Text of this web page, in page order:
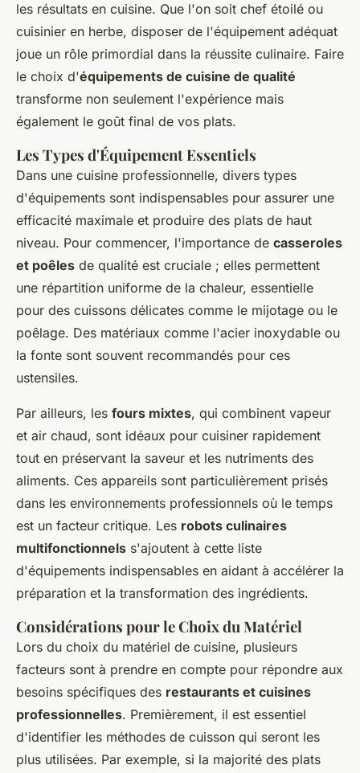
les résultats en cuisine. Que l'on soit chef étoilé ou
cuisinier en herbe, disposer de l'équipement adéquat
joue un rôle primordial dans la réussite culinaire. Faire
le choix d'équipements de cuisine de qualité
transforme non seulement l'expérience mais
également le goût final de vos plats.
Les Types d'Équipement Essentiels
Dans une cuisine professionnelle, divers types
d'équipements sont indispensables pour assurer une
efficacité maximale et produire des plats de haut
niveau. Pour commencer, l'importance de casseroles
et poêles de qualité est cruciale ; elles permettent
une répartition uniforme de la chaleur, essentielle
pour des cuissons délicates comme le mijotage ou le
poêlage. Des matériaux comme l'acier inoxydable ou
la fonte sont souvent recommandés pour ces
ustensiles.
Par ailleurs, les fours mixtes, qui combinent vapeur
et air chaud, sont idéaux pour cuisiner rapidement
tout en préservant la saveur et les nutriments des
aliments. Ces appareils sont particulièrement prisés
dans les environnements professionnels où le temps
est un facteur critique. Les robots culinaires
multifonctionnels s'ajoutent à cette liste
d'équipements indispensables en aidant à accélérer la
préparation et la transformation des ingrédients.
Considérations pour le Choix du Matériel
Lors du choix du matériel de cuisine, plusieurs
facteurs sont à prendre en compte pour répondre aux
besoins spécifiques des restaurants et cuisines
professionnelles. Premièrement, il est essentiel
d'identifier les méthodes de cuisson qui seront les
plus utilisées. Par exemple, si la majorité des plats